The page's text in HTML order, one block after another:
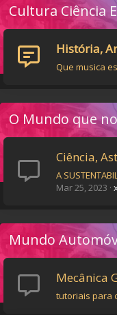
Cultura Ciência
História,
Que musica
O Mundo que
Ciência,
A
Mar 25, 2023
Mundo
Mecânica
tutoriais para